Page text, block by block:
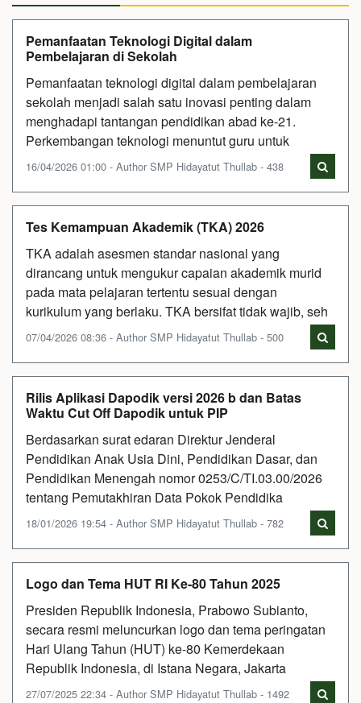
Pemanfaatan Teknologi Digital dalam
Pembelajaran di Sekolah
Pemanfaatan teknologi digital dalam pembelajaran
sekolah menjadi salah satu inovasi penting dalam
menghadapi tantangan pendidikan abad ke-21.
Perkembangan teknologi menuntut guru untuk
16/04/2026 01:00 - Author SMP Hidayatut Thullab - 438
Tes Kemampuan Akademik (TKA) 2026
TKA adalah asesmen standar nasional yang
dirancang untuk mengukur capaian akademik murid
pada mata pelajaran tertentu sesuai dengan
kurikulum yang berlaku. TKA bersifat tidak wajib, seh
07/04/2026 08:36 - Author SMP Hidayatut Thullab - 500
Rilis Aplikasi Dapodik versi 2026 b dan Batas
Waktu Cut Off Dapodik untuk PIP
Berdasarkan surat edaran Direktur Jenderal
Pendidikan Anak Usia Dini, Pendidikan Dasar, dan
Pendidikan Menengah nomor 0253/C/TI.03.00/2026
tentang Pemutakhiran Data Pokok Pendidika
18/01/2026 19:54 - Author SMP Hidayatut Thullab - 782
Logo dan Tema HUT RI Ke-80 Tahun 2025
Presiden Republik Indonesia, Prabowo Subianto,
secara resmi meluncurkan logo dan tema peringatan
Hari Ulang Tahun (HUT) ke-80 Kemerdekaan
Republik Indonesia, di Istana Negara, Jakarta
27/07/2025 22:34 - Author SMP Hidayatut Thullab - 1492